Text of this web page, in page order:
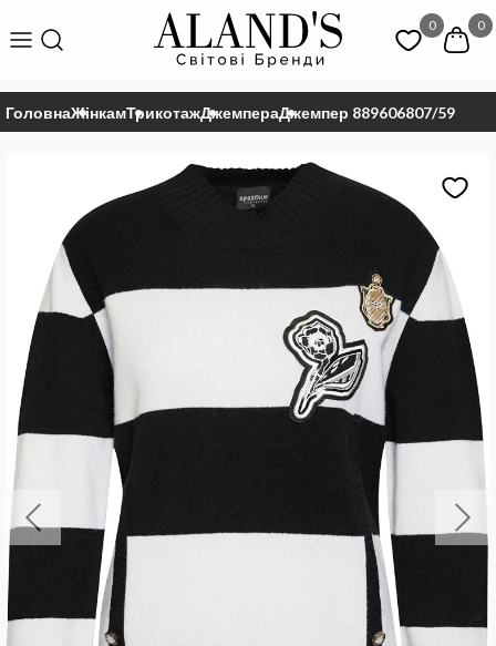
0 0
ГоловнаЖінкамТрикотажДжемпераДжемпер 889606807/59